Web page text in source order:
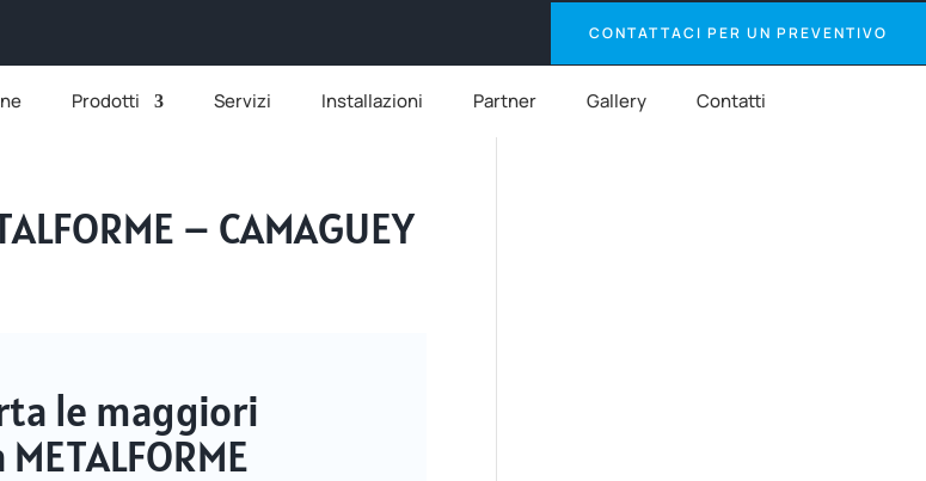
CONTATTACI PER UN PREVENTIVO
Prodotti Servizi Installazioni Partner Gallery Contatti
– CAMAGUEY
le maggiori